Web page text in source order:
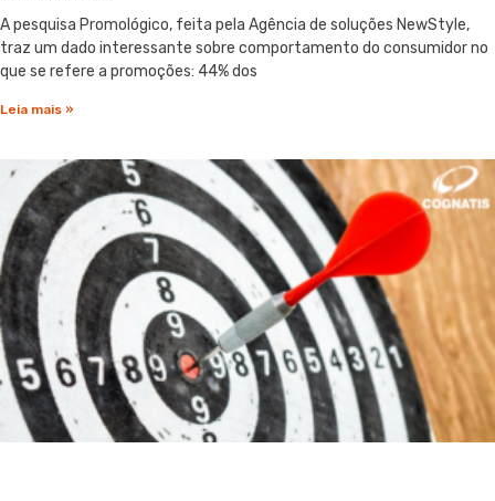
A pesquisa Promológico, feita pela Agência de soluções NewStyle,
traz um dado interessante sobre comportamento do consumidor no
que se refere a promoções: 44% dos
Leia mais »